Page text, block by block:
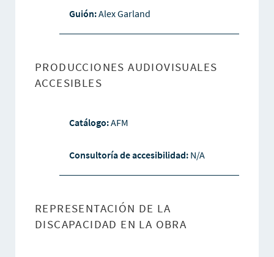
Guión:Alex Garland
PRODUCCIONES AUDIOVISUALES
ACCESIBLES
Catálogo:AFM
Consultoría de accesibilidad: N/A
REPRESENTACIÓN DE LA
DISCAPACIDAD EN LA OBRA